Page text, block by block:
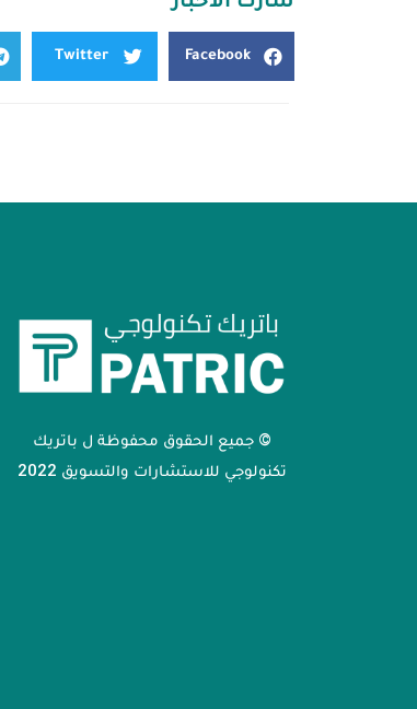
Facebook
Twitter
© جميع الحقوق محفوظة ل باتريك
تكنولوجي للاستشارات والتسويق 2022